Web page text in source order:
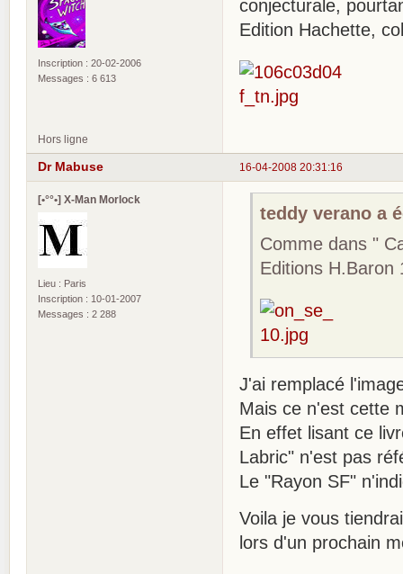
Inscription : 20-02-2006
Messages : 6 613
conjecturale,
Edition Hachette,
Hors ligne
16-04-2008 20:31:16
Dr Mabuse
[•°°•] X-Man Morlock
Lieu : Paris
Inscription : 10-01-2007
Messages : 2 288
teddy verano a
Comme dans "
Editions H.Baron
J'ai remplacé
Mais ce n'est cette
En effet lisant ce
Labric" n'est pas
Le "Rayon SF"
Voila je vous
lors d'un prochain